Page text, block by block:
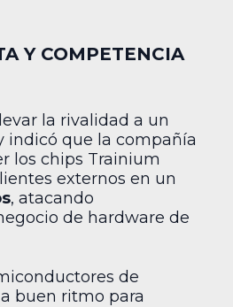
Y COMPETENCIA
la rivalidad a un
indicó que la compañía
los chips Trainium
externos en un
, atacando
de hardware de
de
buen ritmo para